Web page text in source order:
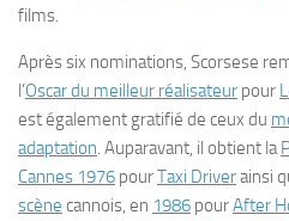
films.
Après six nominations, Scorsese
l’Oscar du meilleur réalisateur pour
est également gratifié de ceux du
adaptation. Auparavant, il obtient la
Cannes 1976 pourTaxi Driverainsi
scène cannois, en 1986 pourAfter